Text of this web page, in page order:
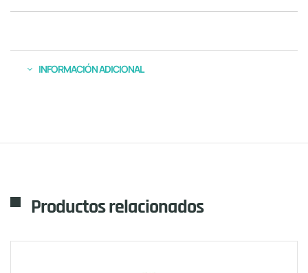
INFORMACIÓN ADICIONAL
Productos relacionados